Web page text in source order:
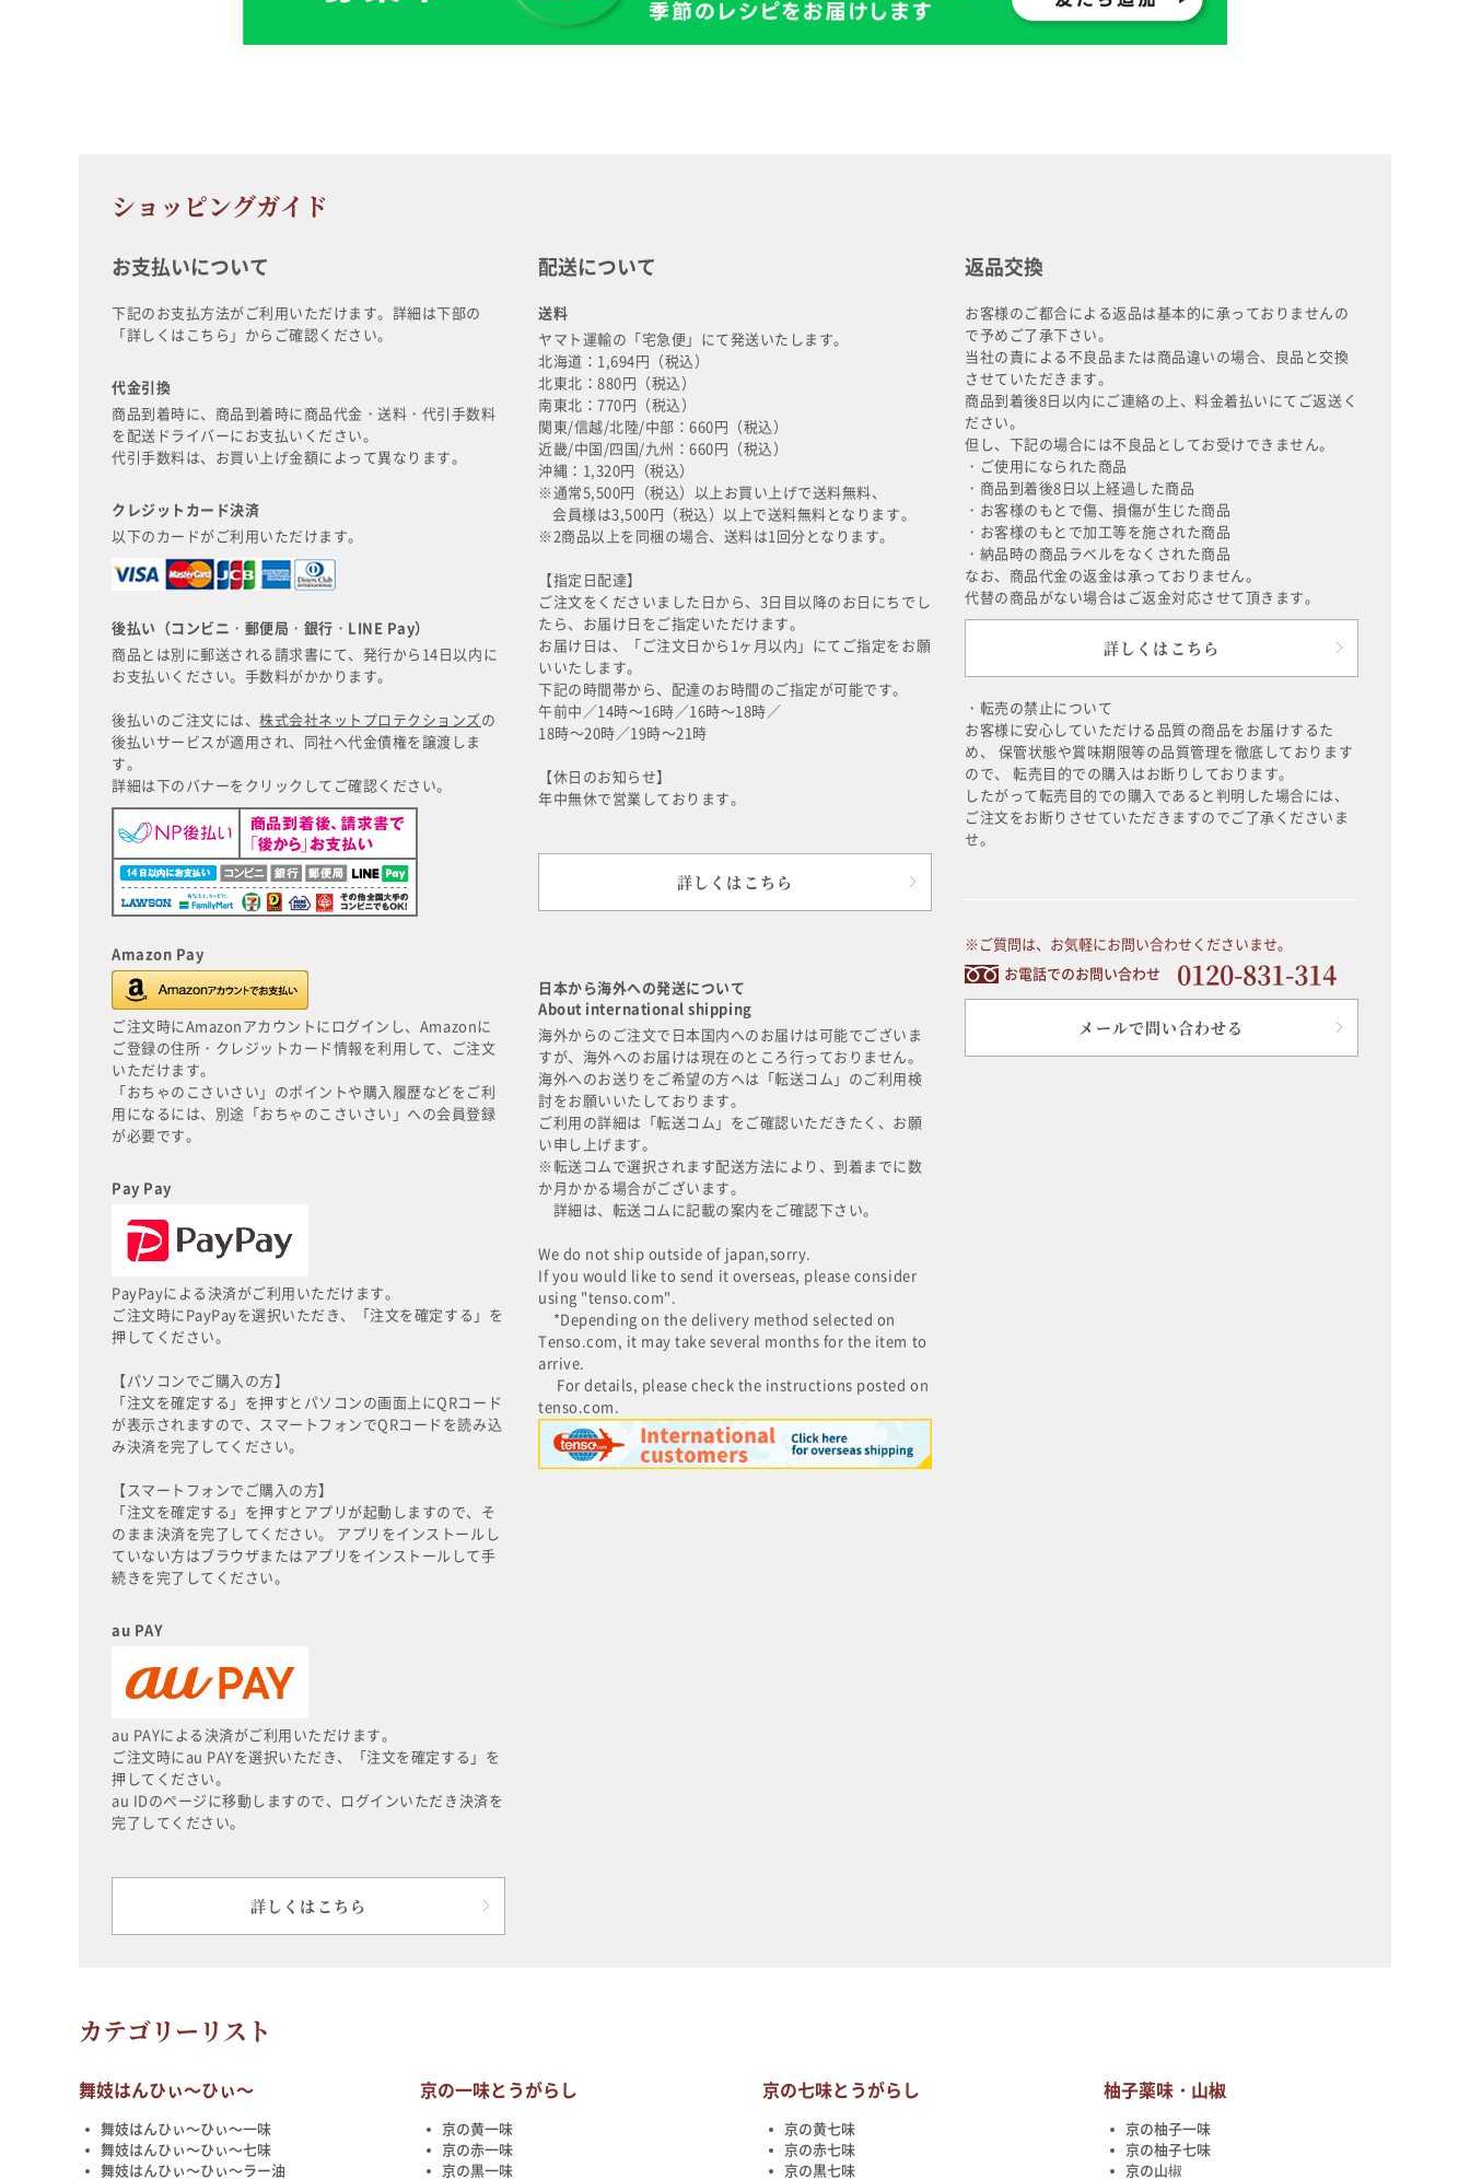
ショッピングガイド
お支払いについて
下記のお支払方法がご利用いただけます。詳細は下部の
「詳しくはこちら」からご確認ください。
代金引換
商品到着時に、商品到着時に商品代金・送料・代引手数料
を配送ドライバーにお支払いください。
代引手数料は、お買い上げ金額によって異なります。
クレジットカード決済
以下のカードがご利用いただけます。
後払い（コンビニ・郵便局・銀行・LINE Pay）
商品とは別に郵送される請求書にて、発行から14日以内に
お支払いください。手数料がかかります。
後払いのご注文には、株式会社ネットプロテクションズの
後払いサービスが適用され、同社へ代金債権を譲渡しま
す。
詳細は下のバナーをクリックしてご確認ください。
Amazon Pay
ご注文時にAmazonアカウントにログインし、Amazonに
ご登録の住所・クレジットカード情報を利用して、ご注文
いただけます。
「おちゃのこさいさい」のポイントや購入履歴などをご利
用になるには、別途「おちゃのこさいさい」への会員登録
が必要です。
Pay Pay
PayPayによる決済がご利用いただけます。
ご注文時にPayPayを選択いただき、「注文を確定する」を
押してください。
【パソコンでご購入の方】
「注文を確定する」を押すとパソコンの画面上にQRコード
が表示されますので、スマートフォンでQRコードを読み込
み決済を完了してください。
【スマートフォンでご購入の方】
「注文を確定する」を押すとアプリが起動しますので、そ
のまま決済を完了してください。 アプリをインストールし
ていない方はブラウザまたはアプリをインストールして手
続きを完了してください。
au PAY
au PAYによる決済がご利用いただけます。
ご注文時にau PAYを選択いただき、「注文を確定する」を
押してください。
au IDのページに移動しますので、ログインいただき決済を
完了してください。
詳しくはこちら
配送について
送料
ヤマト運輸の「宅急便」にて発送いたします。
北海道：1,694円（税込）
北東北：880円（税込）
南東北：770円（税込）
関東/信越/北陸/中部：660円（税込）
近畿/中国/四国/九州：660円（税込）
沖縄：1,320円（税込）
※通常5,500円（税込）以上お買い上げで送料無料、
会員様は3,500円（税込）以上で送料無料となります。
※2商品以上を同梱の場合、送料は1回分となります。
【指定日配達】
ご注文をくださいました日から、3日目以降のお日にちでし
たら、お届け日をご指定いただけます。
お届け日は、「ご注文日から1ヶ月以内」にてご指定をお願
いいたします。
下記の時間帯から、配達のお時間のご指定が可能です。
午前中／14時～16時／16時～18時／
18時～20時／19時～21時
【休日のお知らせ】
年中無休で営業しております。
詳しくはこちら
日本から海外への発送について
About international shipping
海外からのご注文で日本国内へのお届けは可能でございま
すが、海外へのお届けは現在のところ行っておりません。
海外へのお送りをご希望の方へは「転送コム」のご利用検
討をお願いいたしております。
ご利用の詳細は「転送コム」をご確認いただきたく、お願
い申し上げます。
※転送コムで選択されます配送方法により、到着までに数
か月かかる場合がございます。
詳細は、転送コムに記載の案内をご確認下さい。
We do not ship outside of japan,sorry.
If you would like to send it overseas, please consider
using "tenso.com".
*Depending on the delivery method selected on
Tenso.com, it may take several months for the item to
arrive.
For details, please check the instructions posted on
tenso.com.
返品交換
お客様のご都合による返品は基本的に承っておりませんの
で予めご了承下さい。
当社の責による不良品または商品違いの場合、良品と交換
させていただきます。
商品到着後8日以内にご連絡の上、料金着払いにてご返送く
ださい。
但し、下記の場合には不良品としてお受けできません。
・ご使用になられた商品
・商品到着後8日以上経過した商品
・お客様のもとで傷、損傷が生じた商品
・お客様のもとで加工等を施された商品
・納品時の商品ラベルをなくされた商品
なお、商品代金の返金は承っておりません。
代替の商品がない場合はご返金対応させて頂きます。
詳しくはこちら
・転売の禁止について
お客様に安心していただける品質の商品をお届けするた
め、 保管状態や賞味期限等の品質管理を徹底しております
ので、 転売目的での購入はお断りしております。
したがって転売目的での購入であると判明した場合には、
ご注文をお断りさせていただきますのでご了承くださいま
せ。
※ご質問は、お気軽にお問い合わせくださいませ。
お電話でのお問い合わせ 0120-831-314
メールで問い合わせる
カテゴリーリスト
舞妓はんひぃ～ひぃ～
舞妓はんひぃ～ひぃ～一味
舞妓はんひぃ～ひぃ～七味
舞妓はんひぃ～ひぃ～ラー油
京の一味とうがらし
京の黄一味
京の赤一味
京の黒一味
京の七味とうがらし
京の黄七味
京の赤七味
京の黒七味
柚子薬味・山椒
京の柚子一味
京の柚子七味
京の山椒